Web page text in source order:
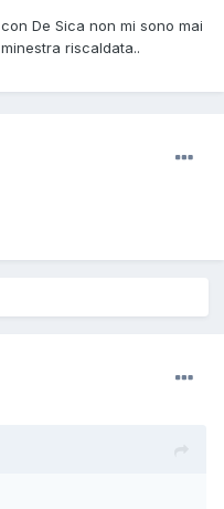
De Sica non mi sono mai
riscaldata..